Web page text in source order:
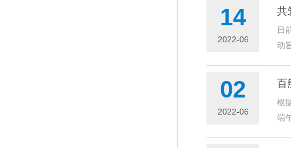
14
2022-06
共
日
动
02
2022-06
百
根
端